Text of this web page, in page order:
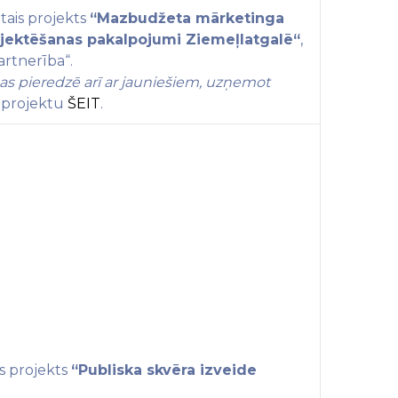
projekts “Mazbudžeta mārketinga
pakalpojumi Ziemeļlatgalē“,
“.
pieredzē arī ar jauniešiem, uzņemot
projektu ŠEIT.
projekts “Publiska skvēra izveide